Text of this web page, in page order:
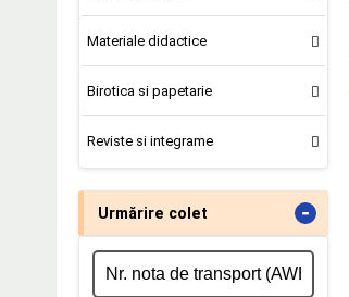
Materiale didactice
Birotica si papetarie
Reviste si integrame
Urmărire colet -